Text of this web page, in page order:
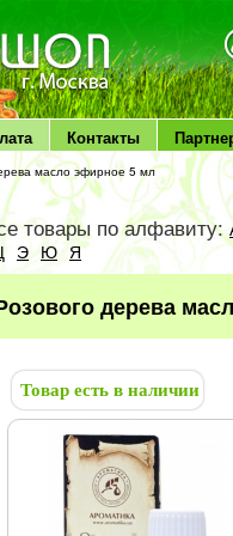
Контакты
масло эфирное 5 мл
товары по алфавиту:
Э Ю Я
дерева
Товар есть в наличии